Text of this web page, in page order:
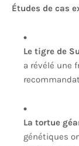
Études de cas
Le tigre de
a révélé une
La tortue
génétiques